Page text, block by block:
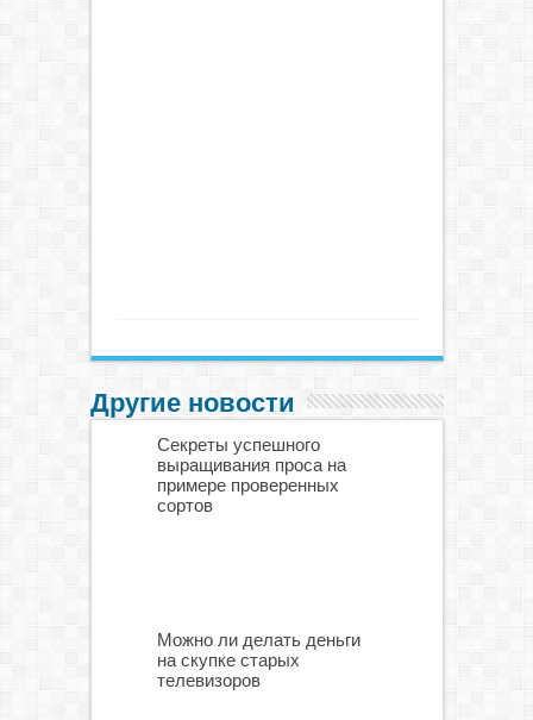
Другие новости
Секреты успешного
выращивания проса на
примере проверенных
сортов
Можно ли делать деньги
на скупке старых
телевизоров